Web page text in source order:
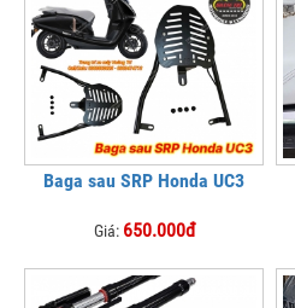
Baga sau SRP Honda UC3
Giá: 650.000đ